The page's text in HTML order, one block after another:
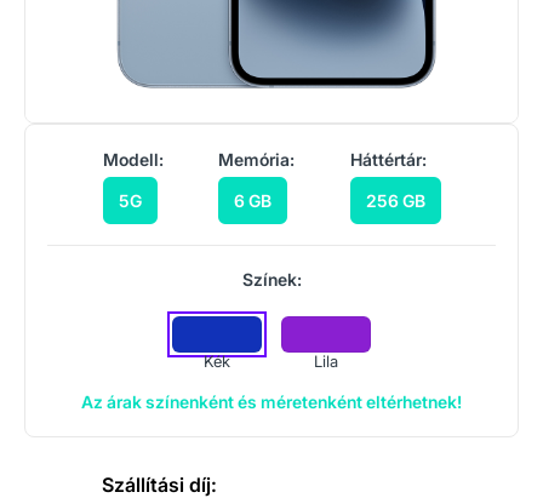
Modell:
5G
Memória:
6 GB
Háttértár:
256 GB
Színek:
Kék Lila
Az árak színenként és méretenként eltérhetnek!
Szállítási díj: